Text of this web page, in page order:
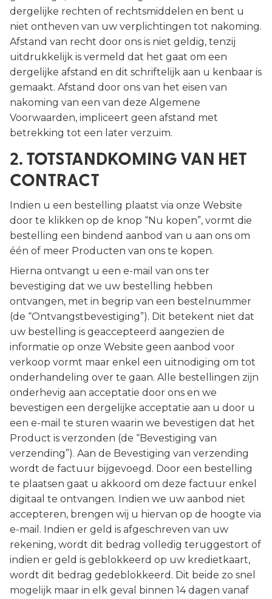
dergelijke rechten of rechtsmiddelen en bent u
niet ontheven van uw verplichtingen tot nakoming.
Afstand van recht door ons is niet geldig, tenzij
uitdrukkelijk is vermeld dat het gaat om een
dergelijke afstand en dit schriftelijk aan u kenbaar is
gemaakt. Afstand door ons van het eisen van
nakoming van een van deze Algemene
Voorwaarden, impliceert geen afstand met
betrekking tot een later verzuim.
2. TOTSTANDKOMING VAN HET
CONTRACT
Indien u een bestelling plaatst via onze Website
door te klikken op de knop “Nu kopen”, vormt die
bestelling een bindend aanbod van u aan ons om
één of meer Producten van ons te kopen.
Hierna ontvangt u een e-mail van ons ter
bevestiging dat we uw bestelling hebben
ontvangen, met in begrip van een bestelnummer
(de “Ontvangstbevestiging”). Dit betekent niet dat
uw bestelling is geaccepteerd aangezien de
informatie op onze Website geen aanbod voor
verkoop vormt maar enkel een uitnodiging om tot
onderhandeling over te gaan. Alle bestellingen zijn
onderhevig aan acceptatie door ons en we
bevestigen een dergelijke acceptatie aan u door u
een e-mail te sturen waarin we bevestigen dat het
Product is verzonden (de “Bevestiging van
verzending”). Aan de Bevestiging van verzending
wordt de factuur bijgevoegd. Door een bestelling
te plaatsen gaat u akkoord om deze factuur enkel
digitaal te ontvangen. Indien we uw aanbod niet
accepteren, brengen wij u hiervan op de hoogte via
e-mail. Indien er geld is afgeschreven van uw
rekening, wordt dit bedrag volledig teruggestort of
indien er geld is geblokkeerd op uw kredietkaart,
wordt dit bedrag gedeblokkeerd. Dit beide zo snel
mogelijk maar in elk geval binnen 14 dagen vanaf